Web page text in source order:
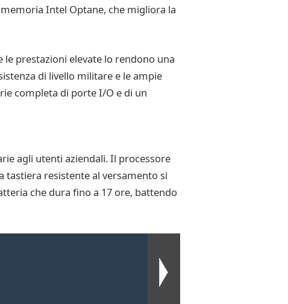
Intel Optane, che migliora la
le prestazioni elevate lo rendono una
di livello militare e le ampie
completa di porte I/O e di un
agli utenti aziendali. Il processore
tastiera resistente al versamento si
che dura fino a 17 ore, battendo